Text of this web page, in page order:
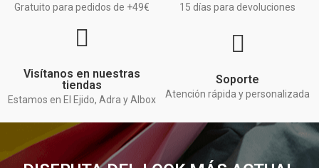
Gratuito para pedidos de +49€ 15 días para devoluciones
Visítanos en nuestras
tiendas
Estamos en El Ejido, Adra y Albox
Soporte
Atención rápida y personalizada